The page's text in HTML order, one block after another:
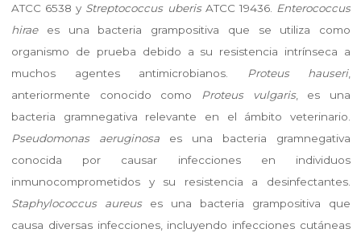
ATCC 6538 y Streptococcus uberisATCC 19436.
Enterococcus
hiraees una bacteria grampositiva que se utiliza como
organismo de prueba debido a su resistencia intrínseca a
muchos agentes antimicrobianos.
Proteus hauseri,
anteriormente conocido como
Proteus vulgaris, es una
bacteria gramnegativa relevante en el ámbito veterinario.
Pseudomonas aeruginosaes una bacteria gramnegativa
conocida por causar infecciones en individuos
inmunocomprometidos y su resistencia a desinfectantes.
Staphylococcus aureuses una bacteria grampositiva que
causa diversas infecciones, incluyendo infecciones cutáneas